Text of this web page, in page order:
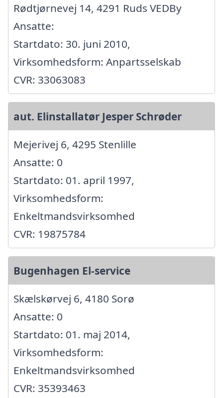
Rødtjørnevej 14, 4291 Ruds VEDBy
Ansatte:
Startdato: 30. juni 2010,
Virksomhedsform: Anpartsselskab
CVR: 33063083
aut. Elinstallatør Jesper Schrøder
Mejerivej 6, 4295 Stenlille
Ansatte: 0
Startdato: 01. april 1997,
Virksomhedsform:
Enkeltmandsvirksomhed
CVR: 19875784
Bugenhagen El-service
Skælskørvej 6, 4180 Sorø
Ansatte: 0
Startdato: 01. maj 2014,
Virksomhedsform:
Enkeltmandsvirksomhed
CVR: 35393463